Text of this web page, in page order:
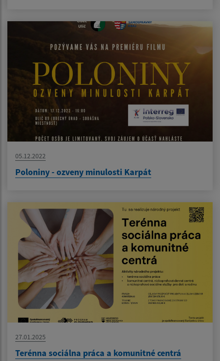
05.12.2022
Poloniny - ozveny minulosti Karpát
27.01.2025
Terénna sociálna práca a komunitné centrá